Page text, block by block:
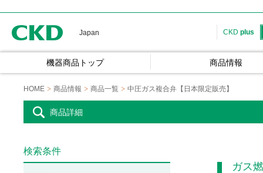
Japan CKD plus
機器商品トップ 商品情報
HOME 商品情報 商品一覧 中圧ガス複合弁【日本限定販売】
商品詳細
ガス
検索条件